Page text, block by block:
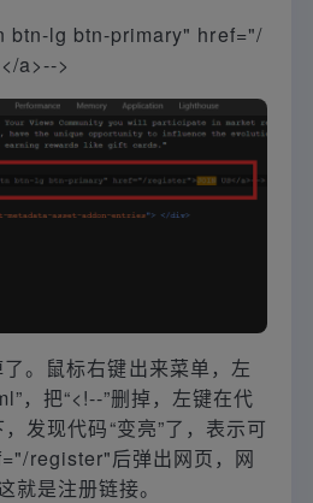
btn-lg btn-primary" href="/
a>-->
。鼠标右键出来菜单，左
，把“<!--”删掉，左键在代
发现代码“变亮”了，表示可
register"后弹出网页，网
是注册链接。